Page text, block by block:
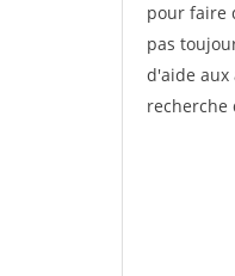
pour faire
pas
d'aide aux
recherche